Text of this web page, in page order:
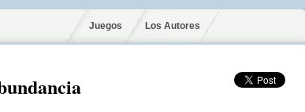
Juegos Los Autores